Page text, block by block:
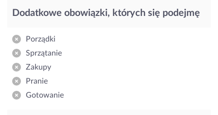
Dodatkowe obowiązki, których się podejmę
Porządki
Sprzątanie
Zakupy
Pranie
Gotowanie